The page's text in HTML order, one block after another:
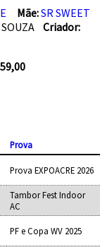
Mãe:SR SWEET
Criador:
Prova
Prova EXPOACRE 2026
Tambor Fest Indoor
AC
PF e Copa WV 2025